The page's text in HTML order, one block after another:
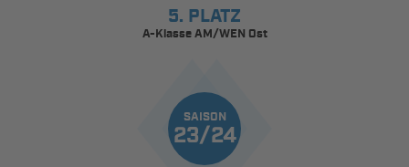
5. PLATZ
A-Klasse AM/WEN Ost
SAISON
23/24